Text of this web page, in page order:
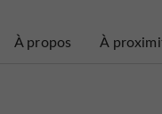
À propos À